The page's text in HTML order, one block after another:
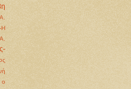
Α.
Η
Α.
ο